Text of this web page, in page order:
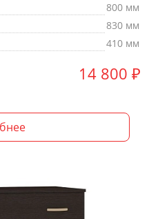
800 мм
830 мм
410 мм
14 800 ₽